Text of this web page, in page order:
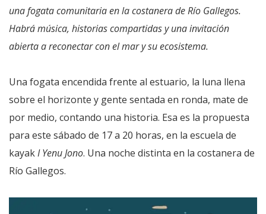
una fogata comunitaria en la costanera de Río Gallegos.
Habrá música, historias compartidas y una invitación
abierta a reconectar con el mar y su ecosistema.
Una fogata encendida frente al estuario, la luna llena
sobre el horizonte y gente sentada en ronda, mate de
por medio, contando una historia. Esa es la propuesta
para este sábado de 17 a 20 horas, en la escuela de
kayakI Yenu Jono. Una noche distinta en la costanera de
Río Gallegos.